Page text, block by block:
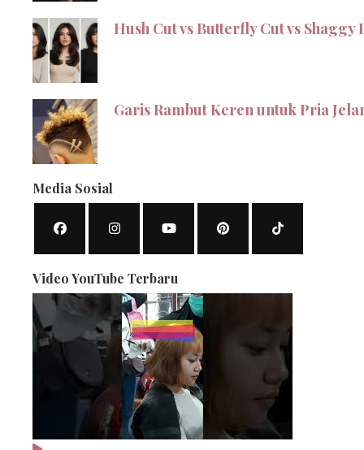
Hush Cut vs Butterfly Cut vs
Garis Rambut Keren untuk Pria
Media Sosial
Video YouTube Terbaru